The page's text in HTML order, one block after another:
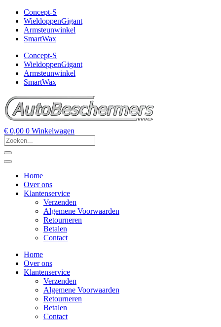
Concept-S
WieldoppenGigant
Armsteunwinkel
SmartWax
Concept-S
WieldoppenGigant
Armsteunwinkel
SmartWax
€ 0,00 0 Winkelwagen
Home
Over ons
Klantenservice
Verzenden
Algemene Voorwaarden
Retourneren
Betalen
Contact
Home
Over ons
Klantenservice
Verzenden
Algemene Voorwaarden
Retourneren
Betalen
Contact